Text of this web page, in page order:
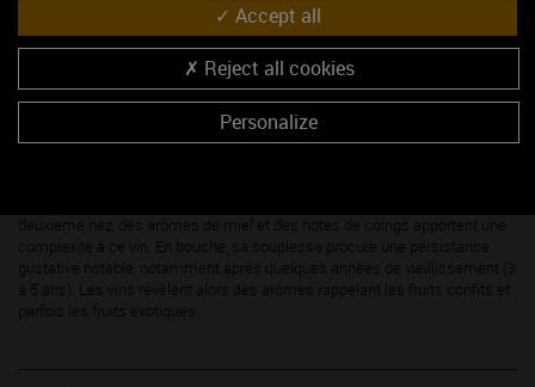
Caractères
des vins
deuxième nez, des arômes de miel et des notes de coings apportent une
complexité à ce vin. En bouche, sa souplesse procure une persistance
gustative notable, notamment après quelques années de vieillissement (3
à 5 ans). Les vins révèlent alors des arômes rappelant les fruits confits et
parfois les fruits exotiques.
Accept all
Reject all cookies
Personalize